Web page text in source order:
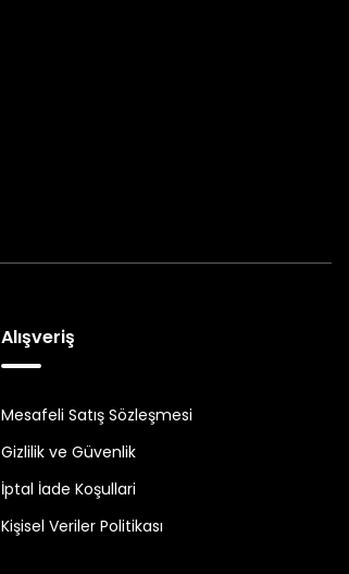
Alışveriş
Mesafeli Satış Sözleşmesi
Gizlilik ve Güvenlik
İptal İade Koşullari
Kişisel Veriler Politikası